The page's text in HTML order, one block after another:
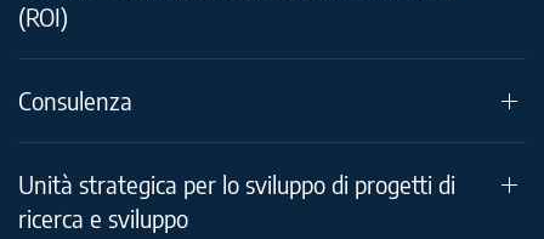
(ROI)
Consulenza
Unità strategica per lo sviluppo di progetti di
ricerca e sviluppo